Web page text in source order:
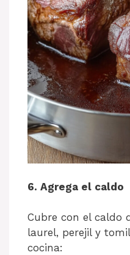
6. Agrega el caldo
Cubre con el caldo
laurel, perejil y
cocina: